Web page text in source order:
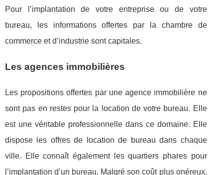
Pour l’implantation de votre entreprise ou de votre
bureau, les informations offertes par la chambre de
commerce et d’industrie sont capitales.
Les agences immobilières
Les propositions offertes par une agence immobilière ne
sont pas en restes pour la location de votre bureau. Elle
est une véritable professionnelle dans ce domaine. Elle
dispose les offres de location de bureau dans chaque
ville. Elle connaît également les quartiers phares pour
l’implantation d’un bureau. Malgré son coût plus onéreux,